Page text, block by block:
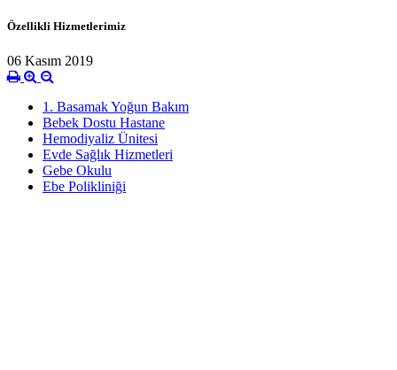
Özellikli Hizmetlerimiz
06 Kasım 2019
1. Basamak Yoğun Bakım
Bebek Dostu Hastane
Hemodiyaliz Ünitesi
Evde Sağlık Hizmetleri
Gebe Okulu
Ebe Polikliniği